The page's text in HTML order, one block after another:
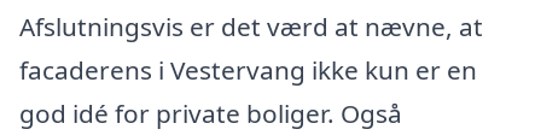
Afslutningsvis er det værd at nævne, at
facaderens i Vestervang ikke kun er en
god idé for private boliger. Også